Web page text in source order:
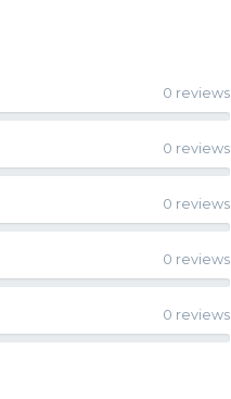
0 reviews
0 reviews
0 reviews
0 reviews
0 reviews